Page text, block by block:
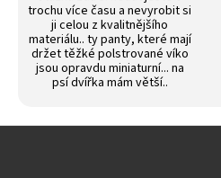
trochu více času a nevyrobit si
ji celou z kvalitnějšího
materiálu.. ty panty, které mají
držet těžké polstrované víko
jsou opravdu miniaturní... na
psí dvířka mám větší..